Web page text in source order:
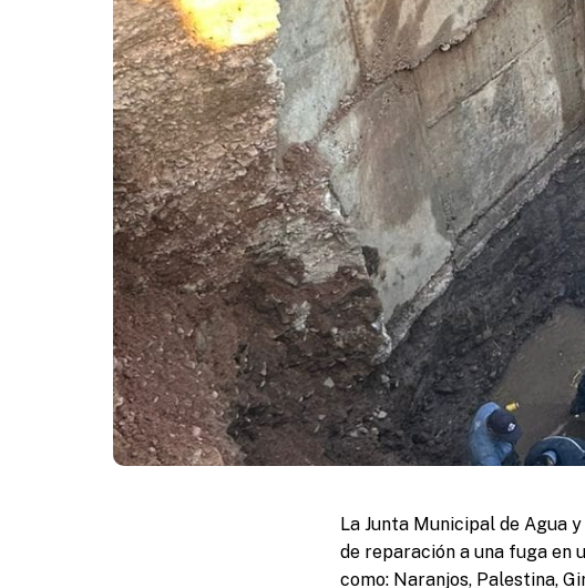
La Junta Municipal de Agua
de reparación a una fuga en
como: Naranjos, Palestina,